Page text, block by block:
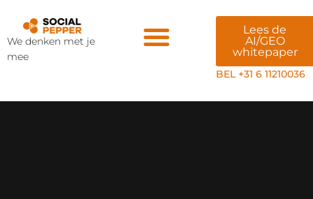
We denken met je
mee
Lees de
AI/GEO
whitepaper
BEL +31 6 11210036